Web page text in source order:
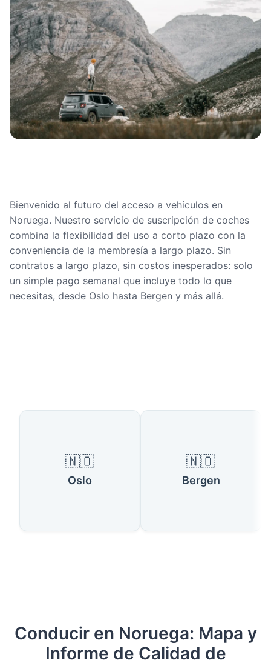
Bienvenido al futuro del acceso a vehículos en
Noruega. Nuestro servicio de suscripción de coches
combina la flexibilidad del uso a corto plazo con la
conveniencia de la membresía a largo plazo. Sin
contratos a largo plazo, sin costos inesperados: solo
un simple pago semanal que incluye todo lo que
necesitas, desde Oslo hasta Bergen y más allá.
Países Disponibles
🇳🇴
Oslo
🇳🇴
Bergen
Conducir en Noruega: Mapa y
Informe de Calidad de